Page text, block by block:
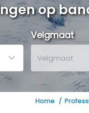
op
Velgmaat
Home